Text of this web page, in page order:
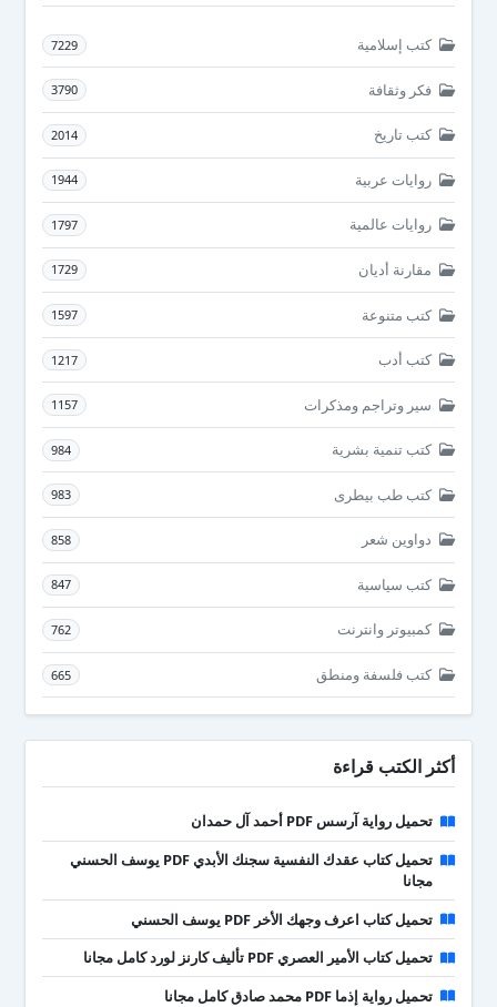
كتب إسلامية 7229
فكر وثقافة 3790
كتب تاريخ 2014
روايات عربية 1944
روايات عالمية 1797
مقارنة أديان 1729
كتب متنوعة 1597
كتب أدب 1217
سير وتراجم ومذكرات 1157
كتب تنمية بشرية 984
كتب طب بيطرى 983
دواوين شعر 858
كتب سياسية 847
كمبيوتر وانترنت 762
كتب فلسفة ومنطق 665
أكثر الكتب قراءة
تحميل رواية آرسس PDF أحمد آل حمدان
تحميل كتاب عقدك النفسية سجنك الأبدي PDF يوسف الحسني
مجانا
تحميل كتاب اعرف وجهك الأخر PDF يوسف الحسني
تحميل كتاب الأمير العصري PDF تأليف كارنز لورد كامل مجانا
تحميل رواية إذما PDF محمد صادق كامل مجانا